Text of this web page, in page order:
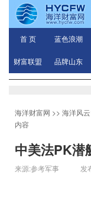
首 页 蓝色浪潮
财富联盟 品牌山东
海洋财富网 >> 海洋风云
内容
中美法PK潜
来源:参考军事 发布